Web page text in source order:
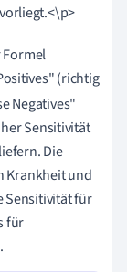
(richtig
Negatives"
Sensitivität
Die
Krankheit und
Sensitivität für
für